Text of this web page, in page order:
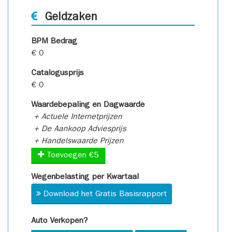
Geldzaken
BPM Bedrag
€ 0
Catalogusprijs
€ 0
Waardebepaling en Dagwaarde
+ Actuele Internetprijzen
+ De Aankoop Adviesprijs
+ Handelswaarde Prijzen
Toevoegen €5
Wegenbelasting per Kwartaal
Download het Gratis Basisrapport
Auto Verkopen?